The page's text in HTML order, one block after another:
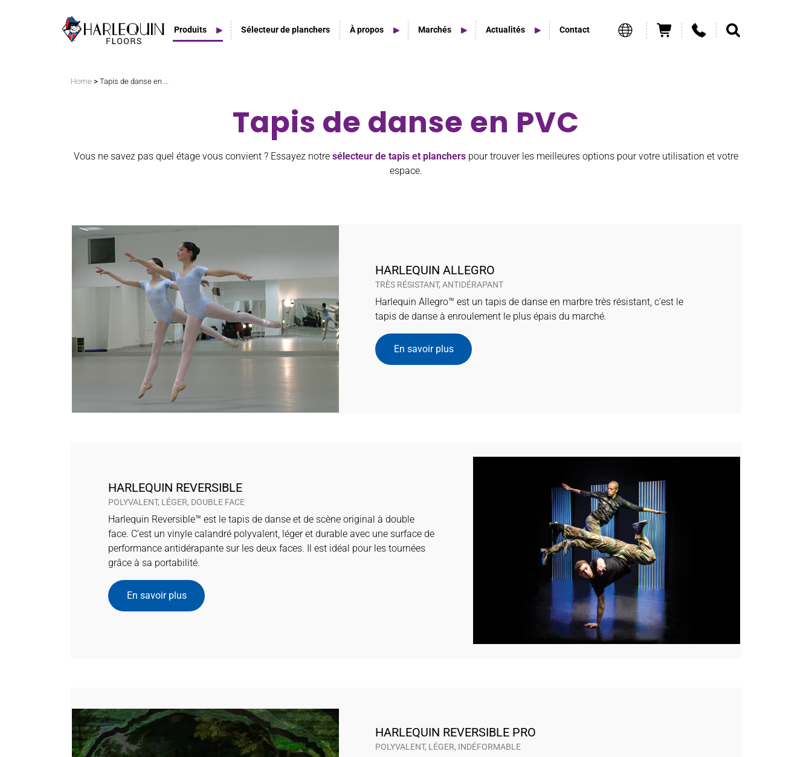
Produits
Home Studio
Sélecteur de planchers À propos Marchés Actualités Contact
Home > Tapis de danse en PVC
Tapis de danse en PVC
Vous ne savez pas quel étage vous convient ? Essayez notre sélecteur de tapis et planchers pour trouver les meilleures options pour votre utilisation et votre
espace.
HARLEQUIN ALLEGRO
TRÈS RÉSISTANT, ANTIDÉRAPANT
Harlequin Allegro™ est un tapis de danse en marbre très résistant, c’est le
tapis de danse à enroulement le plus épais du marché.
En savoir plus
HARLEQUIN REVERSIBLE
POLYVALENT, LÉGER, DOUBLE FACE
Harlequin Reversible™ est le tapis de danse et de scène original à double
face. C’est un vinyle calandré polyvalent, léger et durable avec une surface de
performance antidérapante sur les deux faces. Il est idéal pour les tournées
grâce à sa portabilité.
En savoir plus
HARLEQUIN REVERSIBLE PRO
POLYVALENT, LÉGER, INDÉFORMABLE